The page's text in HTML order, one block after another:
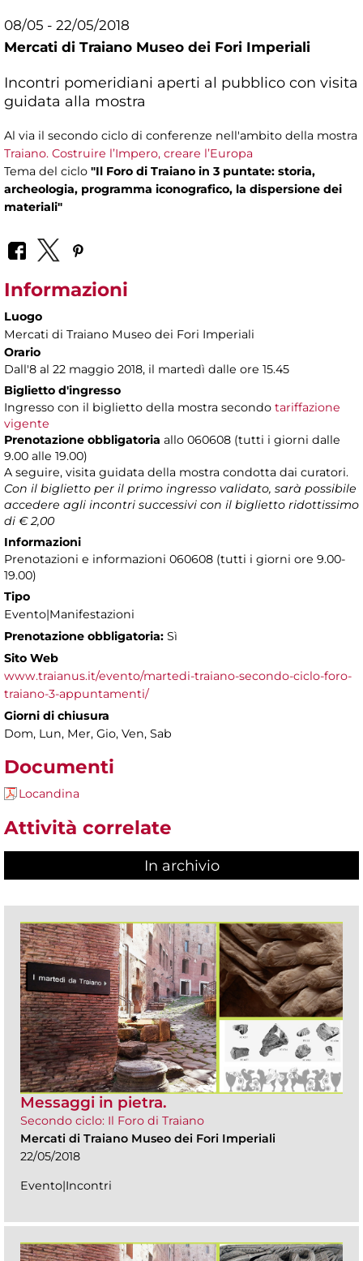
08/05 - 22/05/2018
Mercati di Traiano Museo dei Fori Imperiali
Incontri pomeridiani aperti al pubblico con visita
guidata alla mostra
Al via il secondo ciclo di conferenze nell'ambito della mostra
Traiano. Costruire l’Impero, creare l’Europa
Tema del ciclo "Il Foro di Traiano in 3 puntate: storia,
archeologia, programma iconografico, la dispersione dei
materiali"
Informazioni
Luogo
Mercati di Traiano Museo dei Fori Imperiali
Orario
Dall'8 al 22 maggio 2018, il martedì dalle ore 15.45
Biglietto d'ingresso
Ingresso con il biglietto della mostra secondo tariffazione
vigente
Prenotazione obbligatoria allo 060608 (tutti i giorni dalle
9.00 alle 19.00)
A seguire, visita guidata della mostra condotta dai curatori.
Con il biglietto per il primo ingresso validato, sarà possibile
accedere agli incontri successivi con il biglietto ridottissimo
di € 2,00
Informazioni
Prenotazioni e informazioni 060608 (tutti i giorni ore 9.00-
19.00)
Tipo
Evento|Manifestazioni
Prenotazione obbligatoria: Sì
Sito Web
www.traianus.it/evento/martedi-traiano-secondo-ciclo-foro-
traiano-3-appuntamenti/
Giorni di chiusura
Dom, Lun, Mer, Gio, Ven, Sab
Documenti
Locandina
Attività correlate
In archivio
Messaggi in pietra.
Secondo ciclo: Il Foro di Traiano
Mercati di Traiano Museo dei Fori Imperiali
22/05/2018
Evento|Incontri